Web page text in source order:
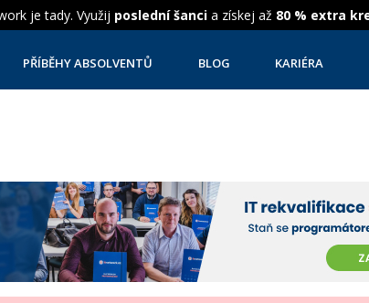
je tady. Využij poslední šanci a získej až 80 % extra
PŘÍBĚHY ABSOLVENTŮ BLOG KARIÉRA